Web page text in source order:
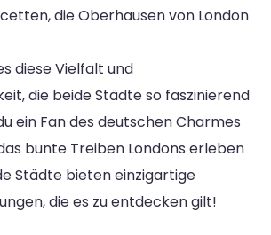
die Oberhausen von London
diese Vielfalt und
die beide Städte so faszinierend
ein Fan des deutschen Charmes
bunte Treiben Londons erleben
Städte bieten einzigartige
die es zu entdecken gilt!